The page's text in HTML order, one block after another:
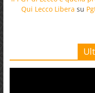
Qui Lecco Libera su